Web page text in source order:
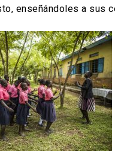
enseñándoles a sus